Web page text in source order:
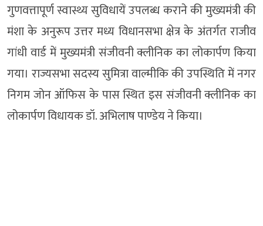
गुणवत्तापूर्ण स्वास्थ्य सुविधायें उपलब्ध कराने की मुख्यमंत्री की
मंशा के अनुरूप उत्तर मध्य विधानसभा क्षेत्र के अंतर्गत राजीव
गांधी वार्ड में मुख्यमंत्री संजीवनी क्लीनिक का लोकार्पण किया
गया। राज्यसभा सदस्य सुमित्रा वाल्मीकि की उपस्थिति में नगर
निगम जोन ऑफिस के पास स्थित इस संजीवनी क्लीनिक का
लोकार्पण विधायक डॉ. अभिलाष पाण्डेय ने किया।